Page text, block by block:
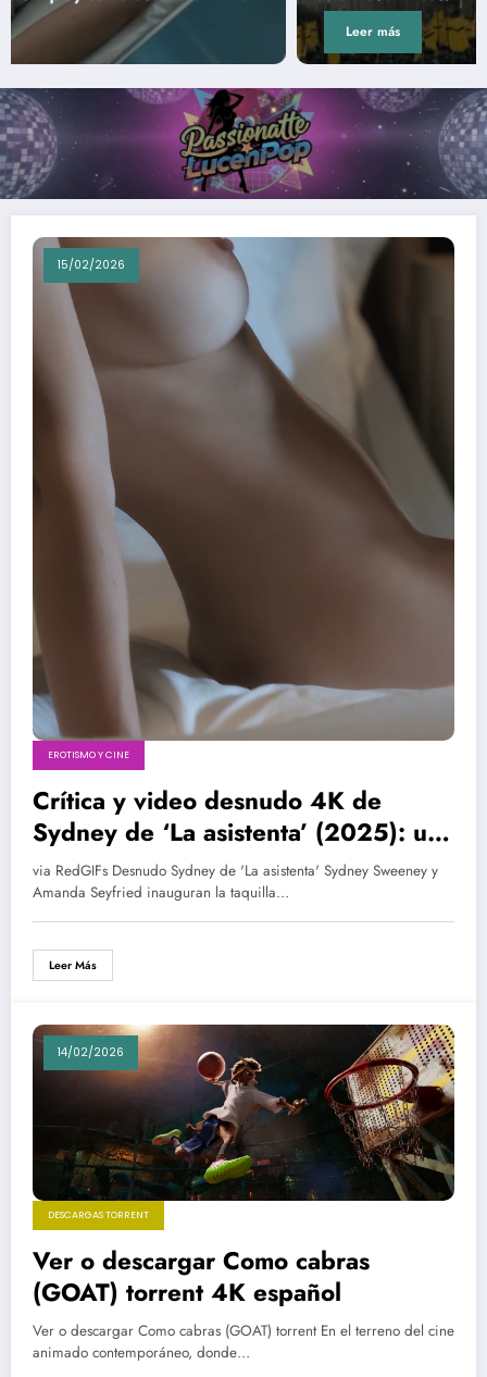
15/02/2026
EROTISMO Y CINE
Crítica y video desnudo 4K de
Sydney de ‘La asistenta’ (2025): un
thriller eficaz atrapado en una
imagen sin sombra
via RedGIFs Desnudo Sydney de 'La asistenta' Sydney Sweeney y
Amanda Seyfried inauguran la taquilla…
Leer Más
14/02/2026
DESCARGAS TORRENT
Ver o descargar Como cabras
(GOAT) torrent 4K español
Ver o descargar Como cabras (GOAT) torrent En el terreno del cine
animado contemporáneo, donde…